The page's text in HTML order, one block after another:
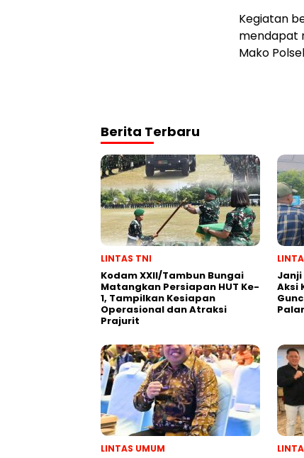
Kegiatan
mendapat
Mako
Berita Terbaru
LINTAS TNI
Kodam XXII/Tambun Bungai
Matangkan Persiapan HUT Ke-
1, Tampilkan Kesiapan
Operasional dan Atraksi
Prajurit
Janji
Aksi
LINTAS UMUM